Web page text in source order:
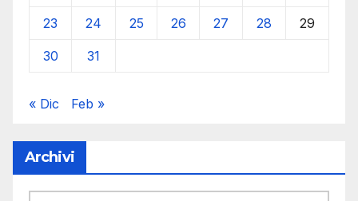
23 24 25 26 27 28 29
30 31
« Dic Feb »
Archivi